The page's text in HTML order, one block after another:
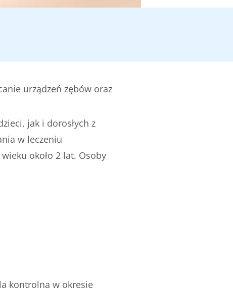
urządzeń zębów oraz
jak i dorosłych z
w leczeniu
około 2 lat. Osoby
kontrolna w okresie